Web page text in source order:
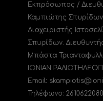
Εκπρόσωπος /
Καμπιώτης
Διαχειριστής
Σπυρίδων.
Μπάστα
ΙΟΝΙΑΝ
Email:
Τηλέφωνο: